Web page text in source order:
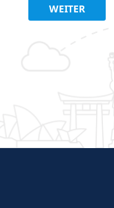
ZUKUNFTNÄCHSTER
WEITER